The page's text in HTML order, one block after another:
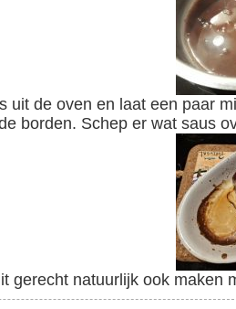
borden. Schep er wat saus
gerecht natuurlijk ook